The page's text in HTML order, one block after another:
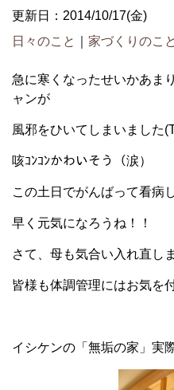
更新日：2014/10/17(金)
日々のこと
家づくりのこと
急に寒くなったせいかあま
ャンが
風邪をひいてしまいました
咳ｺﾝｺﾝかわいそう（涙）
この土日でがんばって看病
早く元気になろうね！！
さて、母も気合い入れ直し
皆様も体調管理にはお気を
イシケンの「無垢の家」実